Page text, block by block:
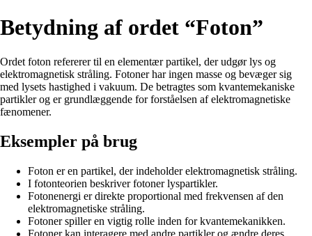
Betydning af ordet “Foton”
Ordet foton refererer til en elementær partikel, der udgør lys og
elektromagnetisk stråling. Fotoner har ingen masse og bevæger sig
med lysets hastighed i vakuum. De betragtes som kvantemekaniske
partikler og er grundlæggende for forståelsen af elektromagnetiske
fænomener.
Eksempler på brug
Foton er en partikel, der indeholder elektromagnetisk stråling.
I fotonteorien beskriver fotoner lyspartikler.
Fotonenergi er direkte proportional med frekvensen af den
elektromagnetiske stråling.
Fotoner spiller en vigtig rolle inden for kvantemekanikken.
Fotoner kan interagere med andre partikler og ændre deres